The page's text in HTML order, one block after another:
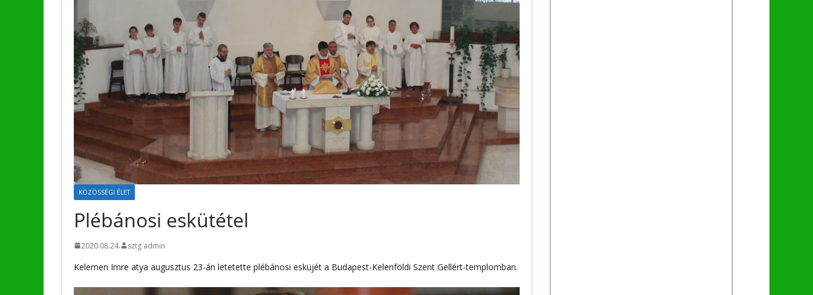
KÖZÖSSÉGI ÉLET
Plébánosi eskütétel
2020.08.24. sztg admin
Kelemen Imre atya augusztus 23-án letetette plébánosi esküjét a Budapest-Kelenföldi Szent Gellért-templomban.